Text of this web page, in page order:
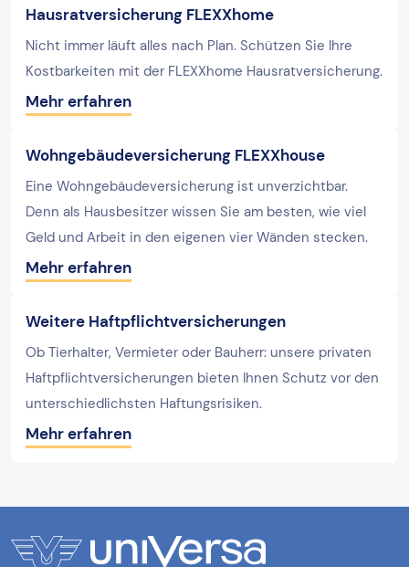
Hausratversicherung FLEXXhome
Nicht immer läuft alles nach Plan. Schützen Sie Ihre
Kostbarkeiten mit der FLEXXhome Hausratversicherung.
Mehr erfahren
Wohngebäudeversicherung FLEXXhouse
Eine Wohngebäudeversicherung ist unverzichtbar.
Denn als Hausbesitzer wissen Sie am besten, wie viel
Geld und Arbeit in den eigenen vier Wänden stecken.
Mehr erfahren
Weitere Haftpflichtversicherungen
Ob Tierhalter, Vermieter oder Bauherr: unsere privaten
Haftpflichtversicherungen bieten Ihnen Schutz vor den
unterschiedlichsten Haftungsrisiken.
Mehr erfahren